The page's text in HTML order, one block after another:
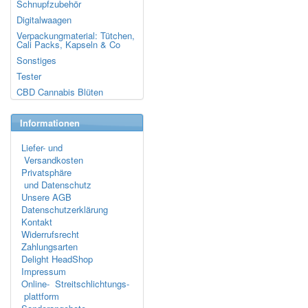
Schnupfzubehör
Digitalwaagen
Verpackungmaterial: Tütchen,
Cali Packs, Kapseln & Co
Sonstiges
Tester
CBD Cannabis Blüten
Informationen
Liefer- und
Versandkosten
Privatsphäre
und Datenschutz
Unsere AGB
Datenschutzerklärung
Kontakt
Widerrufsrecht
Zahlungsarten
Delight HeadShop
Impressum
Online- Streitschlichtungs-
plattform